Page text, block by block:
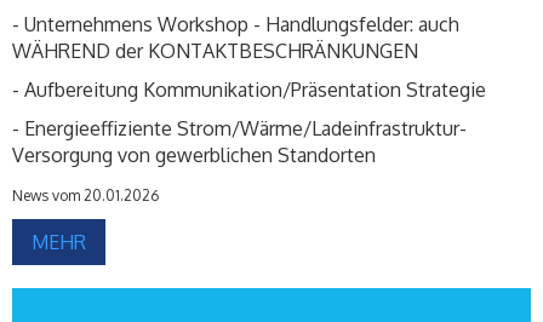
- Unternehmens Workshop - Handlungsfelder: auch
WÄHREND der KONTAKTBESCHRÄNKUNGEN
- Aufbereitung Kommunikation/Präsentation Strategie
- Energieeffiziente Strom/Wärme/Ladeinfrastruktur-
Versorgung von gewerblichen Standorten
News vom 20.01.2026
MEHR